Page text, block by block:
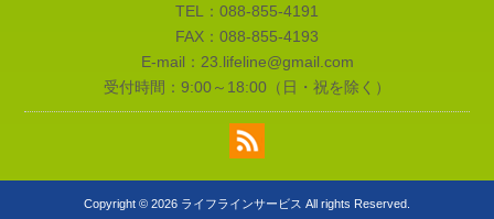
TEL： 088-855-4191
FAX：088-855-4193
E-mail： 23.lifeline@gmail.com
受付時間：9:00～18:00（日・祝を除く）
Copyright © 2026 ライフラインサービス All rights Reserved.